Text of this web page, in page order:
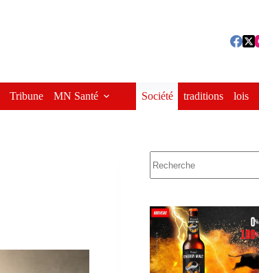
Tribune MN Santé Société traditions lois